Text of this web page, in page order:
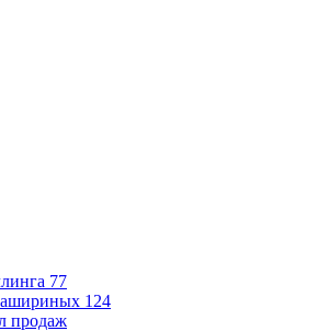
77
124
продаж